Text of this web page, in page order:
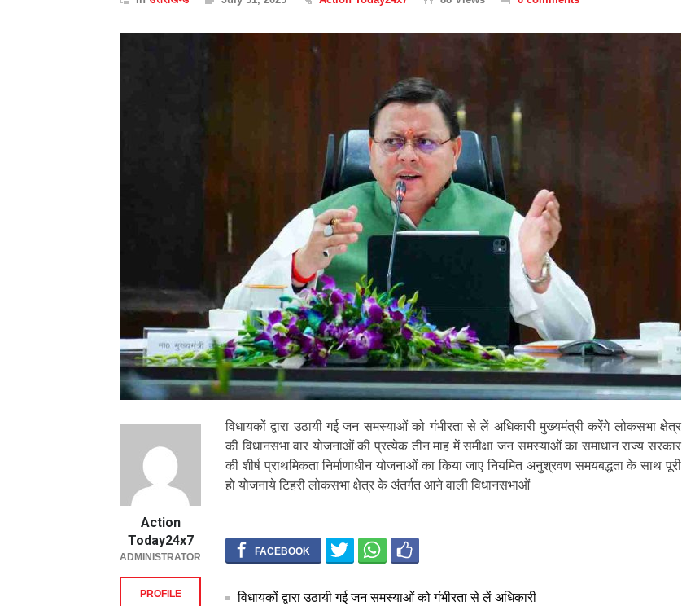
विधायकों द्वारा उठायी गई जन समस्याओं को गंभीरता से लें अधिकारी मुख्यमंत्री करेंगे लोकसभा क्षेत्र
की विधानसभा वार योजनाओं की प्रत्येक तीन माह में समीक्षा जन समस्याओं का समाधान राज्य सरकार
की शीर्ष प्राथमिकता निर्माणाधीन योजनाओं का किया जाए नियमित अनुश्रवण समयबद्धता के साथ पूरी
हो योजनाये टिहरी लोकसभा क्षेत्र के अंतर्गत आने वाली विधानसभाओं
विधायकों द्वारा उठायी गई जन समस्याओं को गंभीरता से लें अधिकारी
Action
Today24x7
ADMINISTRATOR
PROFILE